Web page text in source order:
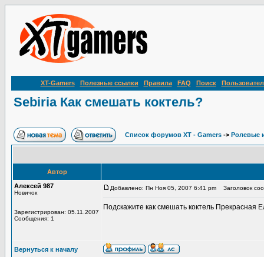
XT-Gamers Полезные ссылки Правила FAQ Поиск
Sebiria Как смешать коктель?
Список форумов XT - Gamers -> Ролевые
Автор
Алексей 987
Новичок
Зарегистрирован: 05.11.2007
Сообщения: 1
Добавлено: Пн Ноя 05, 2007 6:41 pm Заголовок
Подскажите как смешать коктель
Вернуться к началу